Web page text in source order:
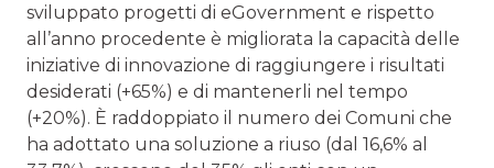
sviluppato progetti di eGovernment e rispetto
all’anno procedente è migliorata la capacità delle
iniziative di innovazione di raggiungere i risultati
desiderati (+65%) e di mantenerli nel tempo
(+20%). È raddoppiato il numero dei Comuni che
ha adottato una soluzione a riuso (dal 16,6% al